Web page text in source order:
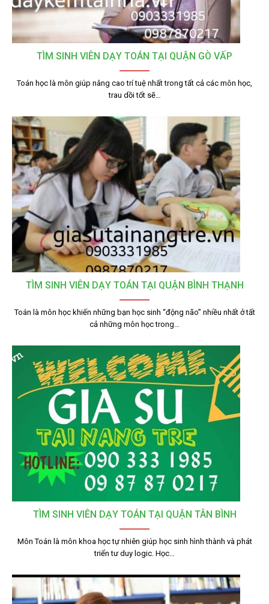
TÌM SINH VIÊN DẠY TOÁN TẠI QUẬN GÒ VẤP
Toán học là môn giúp nâng cao trí tuệ nhất trong tất cả các môn học,
trau dồi tốt sẽ…
TÌM SINH VIÊN DẠY TOÁN TẠI QUẬN BÌNH THẠNH
Toán là môn học khiến những bạn học sinh “động não” nhiều nhất ở tất
cả những môn học trong…
TÌM SINH VIÊN DẠY TOÁN TẠI QUẬN TÂN BÌNH
Môn Toán là môn khoa học tự nhiên giúp học sinh hình thành và phát
triển tư duy logic. Học…